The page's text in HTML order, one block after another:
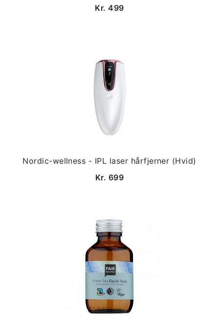
Kr. 499
Nordic-wellness - IPL laser hårfjerner (Hvid)
Kr. 699